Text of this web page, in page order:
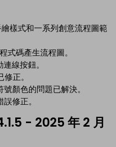
樣式和一系列創意流程圖範
式碼產生流程圖。
線按鈕。
正。
顏色的問題已解決。
修正。
- 2025 年 2 月